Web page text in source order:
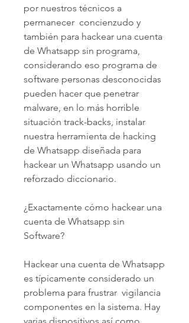
por nuestros técnicos a
permanecer  concienzudo y
también para hackear una cuenta
de Whatsapp sin programa,
considerando eso programa de
software personas desconocidas
pueden hacer que penetrar
malware, en lo más horrible
situación track-backs, instalar
nuestra herramienta de hacking
de Whatsapp diseñada para
hackear un Whatsapp usando un
reforzado diccionario.
¿Exactamente cómo hackear una
cuenta de Whatsapp sin
Software?
Hackear una cuenta de Whatsapp
es típicamente considerado un
problema para frustrar  vigilancia
componentes en la sistema. Hay